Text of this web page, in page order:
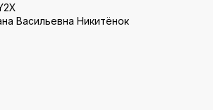
Васильевна Никитёнок